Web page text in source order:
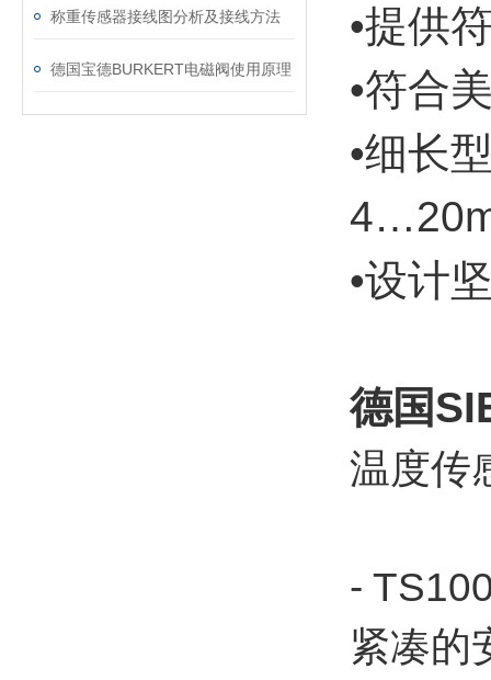
称重传感器接线图分析及接线方法
德国宝德BURKERT电磁阀使用原理
•提供
•符合
•细长
•设计
德国
温度传
-
紧凑的